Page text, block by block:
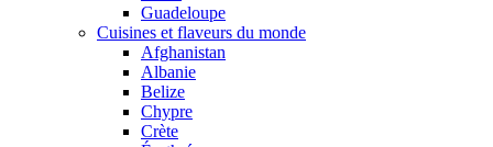
Guadeloupe
Cuisines et flaveurs du monde
Afghanistan
Albanie
Belize
Chypre
Crète